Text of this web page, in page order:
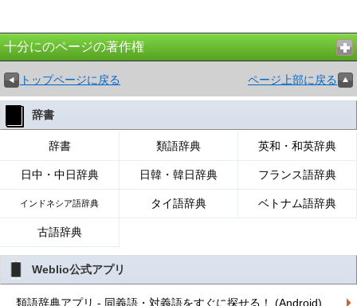
十分にのページの著作権
トップページに戻る ページ上部に戻る
辞書
辞書 類語辞典 英和・和英辞典
日中・中日辞典 日韓・韓日辞典 フランス語辞典
インドネシア語辞典 タイ語辞典 ベトナム語辞典
古語辞典
Weblio公式アプリ
類語辞典アプリ - 同義語・対義語をすぐに探せる！ (Android)